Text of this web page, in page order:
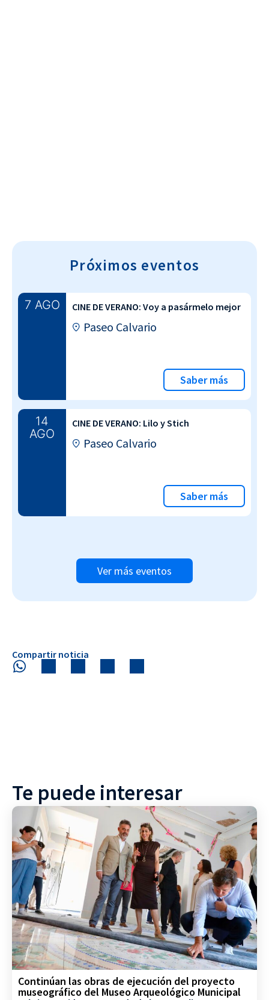
Próximos eventos
7 AGO CINE DE VERANO: Voy a pasármelo mejor
Paseo Calvario
Saber más
14
AGO
CINE DE VERANO: Lilo y Stich
Paseo Calvario
Saber más
Ver más eventos
Compartir noticia
Te puede interesar
Continúan las obras de ejecución del proyecto
museográfico del Museo Arqueológico Municipal